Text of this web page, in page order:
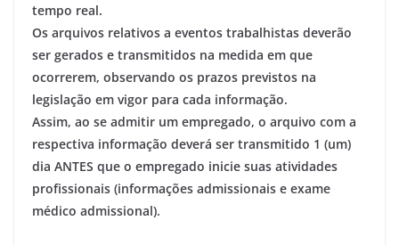
tempo real.
Os arquivos relativos a eventos trabalhistas deverão
ser gerados e transmitidos na medida em que
ocorrerem, observando os prazos previstos na
legislação em vigor para cada informação.
Assim, ao se admitir um empregado, o arquivo com a
respectiva informação deverá ser transmitido 1 (um)
dia ANTES que o empregado inicie suas atividades
profissionais (informações admissionais e exame
médico admissional).